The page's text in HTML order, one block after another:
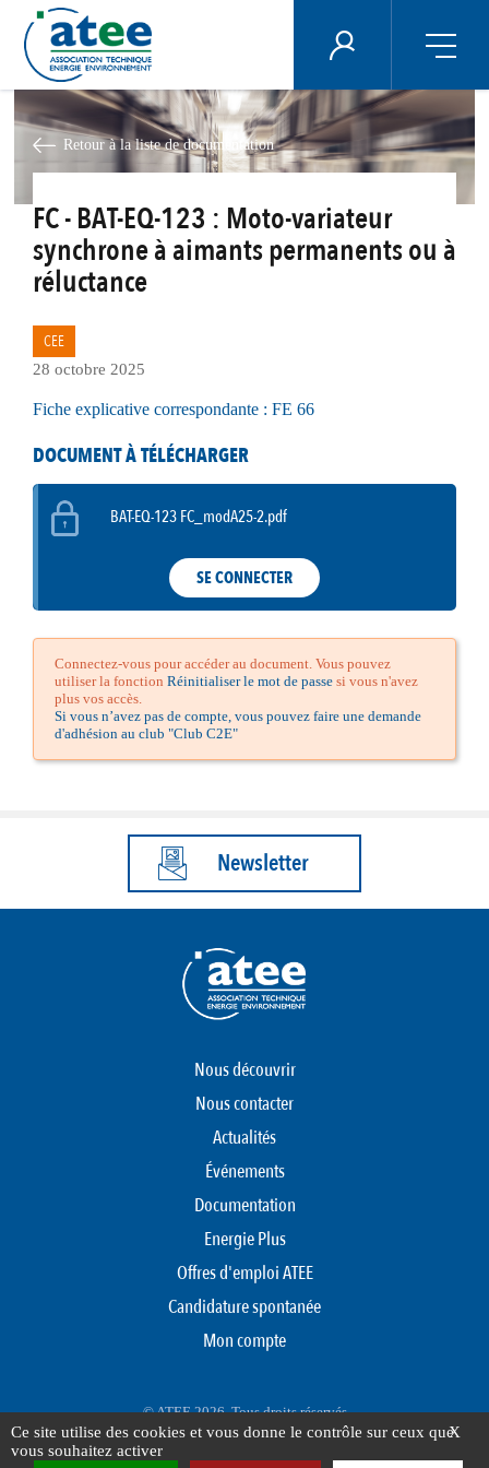
au
contenu
principal
ÉNERGIE PLUS
Retour à la liste de documentation
FC - BAT-EQ-123 : Moto-variateur
synchrone à aimants permanents ou à
réluctance
CEE
28 octobre 2025
Fiche explicative correspondante : FE 66
DOCUMENT À TÉLÉCHARGER
BAT-EQ-123 FC_modA25-2.pdf
SE CONNECTER
Connectez-vous pour accéder au document. Vous pouvez
utiliser la fonction Réinitialiser le mot de passesi vous n'avez
plus vos accès.
Si vous n’avez pas de compte, vous pouvez faire une demande
d'adhésion au club "Club C2E"
Newsletter
Nous découvrir
Nous contacter
Actualités
Événements
Documentation
Energie Plus
Offres d'emploi ATEE
Candidature spontanée
Mon compte
© ATEE 2026. Tous droits réservés
Protection des données personnelles Plan du site
Panneau de gestion des cookies
X
Ce site utilise des cookies et vous donne le contrôle sur ceux que
vous souhaitez activer